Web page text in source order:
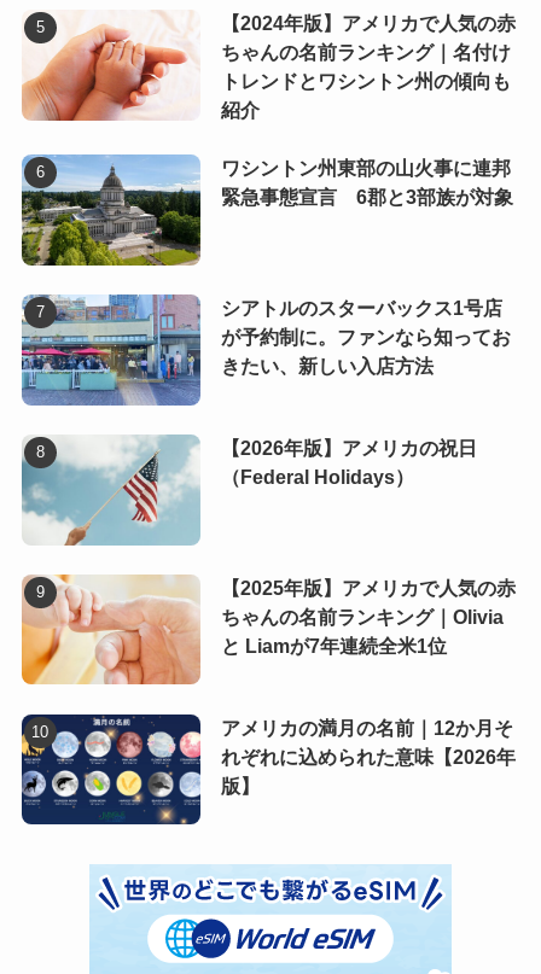
【2024年版】アメリカで人気の赤
ちゃんの名前ランキング｜名付け
トレンドとワシントン州の傾向も
紹介
ワシントン州東部の山火事に連邦
緊急事態宣言 6郡と3部族が対象
シアトルのスターバックス1号店
が予約制に。ファンなら知ってお
きたい、新しい入店方法
【2026年版】アメリカの祝日
（Federal Holidays）
【2025年版】アメリカで人気の赤
ちゃんの名前ランキング｜Olivia
と Liamが7年連続全米1位
アメリカの満月の名前｜12か月そ
れぞれに込められた意味【2026年
版】